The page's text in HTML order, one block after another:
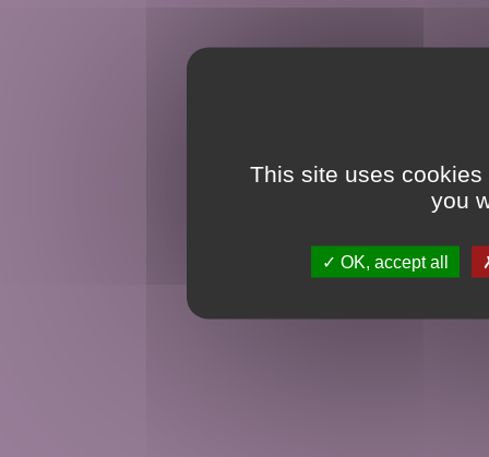
This site uses
you
OK, accept all